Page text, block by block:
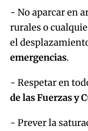
- No aparcar en
rurales o
el
emergencias.
- Respetar en
de las Fuerzas y
- Prever la